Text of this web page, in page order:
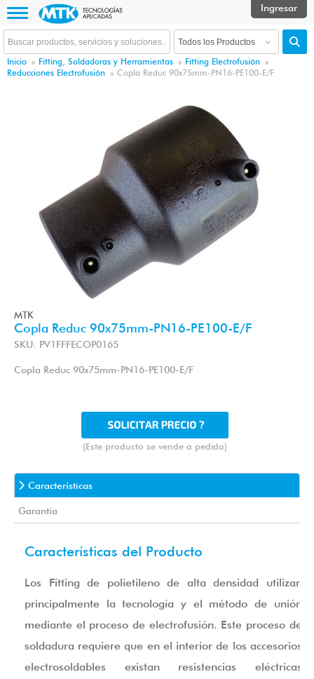
Inicio » Fitting, Soldadoras y Herramientas » Fitting Electrofusión »
Reducciones Electrofusión » Copla Reduc 90x75mm-PN16-PE100-E/F
MTK
Copla Reduc 90x75mm-PN16-PE100-E/F
SKU: PV1FFFECOP0165
Copla Reduc 90x75mm-PN16-PE100-E/F
(Este producto se vende a pedido)
Características
Garantía
Características del Producto
Los Fitting de polietileno de alta densidad utilizan
principalmente la tecnología y el método de unión
mediante el proceso de electrofusión. Este proceso de
soldadura requiere que en el interior de los accesorios
electrosoldables existan resistencias eléctricas